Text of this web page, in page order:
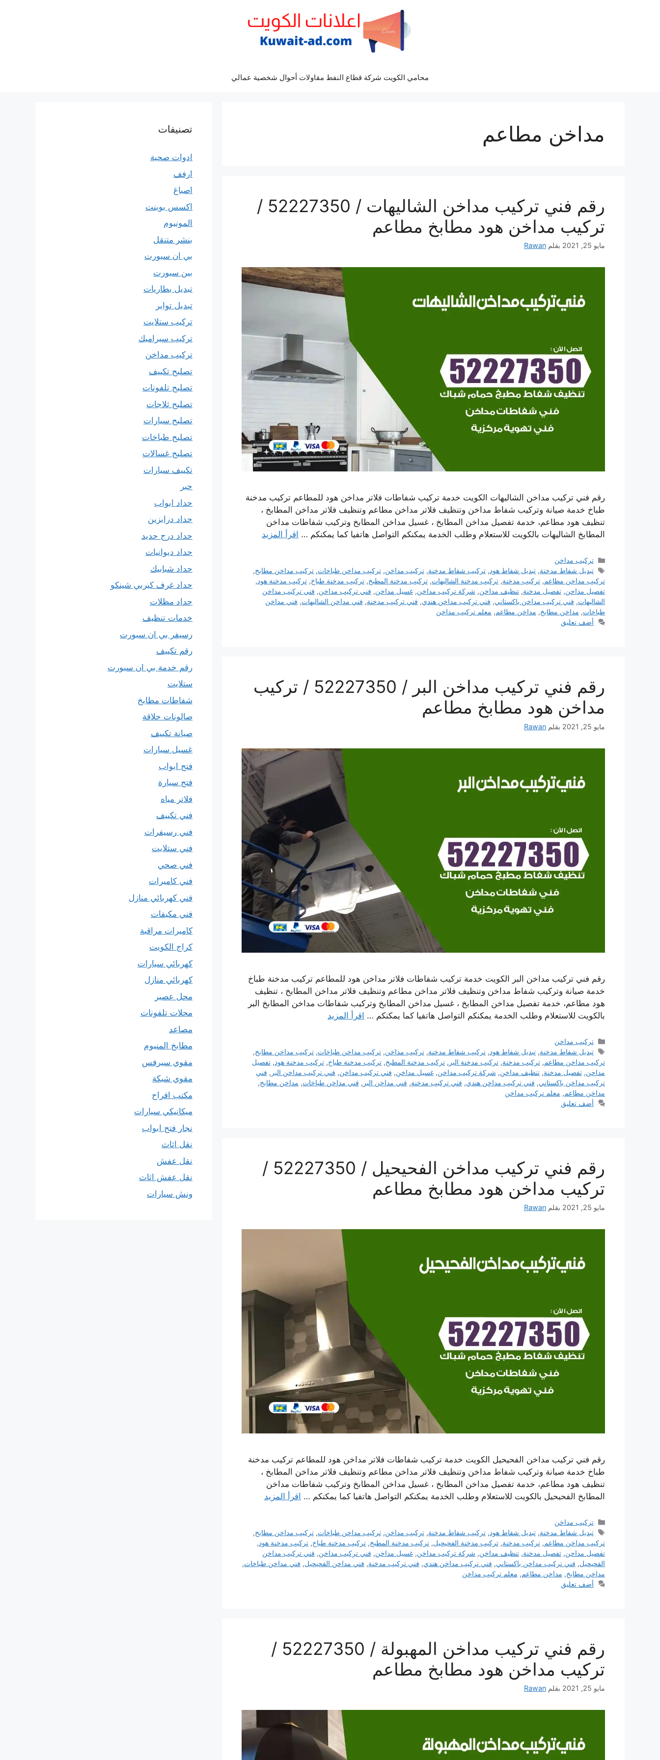
محامي الكويت شركة قطاع النفط مقاولات أحوال شخصية عمالي
مداخن مطاعم
رقم فني تركيب مداخن الشاليهات / 52227350 /
تركيب مداخن هود مطابخ مطاعم
مايو 25, 2021 بقلم Rawan
رقم فني تركيب مداخن الشاليهات الكويت خدمة تركيب شفاطات فلاتر مداخن هود للمطاعم تركيب مدخنة
طباخ خدمة صيانة وتركيب شفاط مداخن وتنظيف فلاتر مداخن مطاعم وتنظيف فلاتر مداخن المطابخ ،
تنظيف هود مطاعم، خدمة تفصيل مداخن المطابخ ، غسيل مداخن المطابخ وتركيب شفاطات مداخن
المطابخ الشاليهات بالكويت للاستعلام وطلب الخدمة يمكنكم التواصل هاتفيا كما يمكنكم … اقرأ المزيد
التصنيفات
تركيب مداخن
الوسوم
تبديل شفاط مدخنة,تبديل شفاط هود,تركيب شفاط مدخنة,تركيب مداخن,تركيب مداخن طباخات,تركيب مداخن مطابخ,
تركيب مداخن مطاعم, تركيب مدخنة, تركيب مدخنة الشاليهات, تركيب مدخنة المطبخ, تركيب مدخنة طباخ, تركيب مدخنة هود,
تفصيل مداحن, تفصيل مدخنة, تنظيف مداخن, شركة تركيب مداخن, غسيل مداخن, فني تركيب مداخن, فني تركيب مداخن
الشاليهات, فني تركيب مداخن باكستاني, فني تركيب مداخن هندي, فني تركيب مدخنة, فني مداخن الشاليهات, فني مداخن
طباخات, مداخن مطابخ, مداخن مطاعم, معلم تركيب مداخن
أضف تعليق
رقم فني تركيب مداخن البر / 52227350 / تركيب
مداخن هود مطابخ مطاعم
مايو 25, 2021 بقلم Rawan
رقم فني تركيب مداخن البر الكويت خدمة تركيب شفاطات فلاتر مداخن هود للمطاعم تركيب مدخنة طباخ
خدمة صيانة وتركيب شفاط مداخن وتنظيف فلاتر مداخن مطاعم وتنظيف فلاتر مداخن المطابخ ، تنظيف
هود مطاعم، خدمة تفصيل مداخن المطابخ ، غسيل مداخن المطابخ وتركيب شفاطات مداخن المطابخ البر
بالكويت للاستعلام وطلب الخدمة يمكنكم التواصل هاتفيا كما يمكنكم … اقرأ المزيد
التصنيفات
تركيب مداخن
الوسوم
تبديل شفاط مدخنة,تبديل شفاط هود,تركيب شفاط مدخنة,تركيب مداخن,تركيب مداخن طباخات,تركيب مداخن مطابخ,
تركيب مداخن مطاعم, تركيب مدخنة, تركيب مدخنة البر , تركيب مدخنة المطبخ, تركيب مدخنة طباخ, تركيب مدخنة هود, تفصيل
مداحن, تفصيل مدخنة, تنظيف مداخن, شركة تركيب مداخن, غسيل مداخن, فني تركيب مداخن, فني تركيب مداخن البر , فني
تركيب مداخن باكستاني, فني تركيب مداخن هندي, فني تركيب مدخنة, فني مداخن البر , فني مداخن طباخات, مداخن مطابخ,
مداخن مطاعم, معلم تركيب مداخن
أضف تعليق
رقم فني تركيب مداخن الفحيحيل / 52227350 /
تركيب مداخن هود مطابخ مطاعم
مايو 25, 2021 بقلم Rawan
رقم فني تركيب مداخن الفحيحيل الكويت خدمة تركيب شفاطات فلاتر مداخن هود للمطاعم تركيب مدخنة
طباخ خدمة صيانة وتركيب شفاط مداخن وتنظيف فلاتر مداخن مطاعم وتنظيف فلاتر مداخن المطابخ ،
تنظيف هود مطاعم، خدمة تفصيل مداخن المطابخ ، غسيل مداخن المطابخ وتركيب شفاطات مداخن
المطابخ الفحيحيل بالكويت للاستعلام وطلب الخدمة يمكنكم التواصل هاتفيا كما يمكنكم … اقرأ المزيد
التصنيفات
تركيب مداخن
الوسوم
تبديل شفاط مدخنة,تبديل شفاط هود,تركيب شفاط مدخنة,تركيب مداخن,تركيب مداخن طباخات,تركيب مداخن مطابخ,
تركيب مداخن مطاعم, تركيب مدخنة, تركيب مدخنة الفحيحيل, تركيب مدخنة المطبخ, تركيب مدخنة طباخ, تركيب مدخنة هود,
تفصيل مداحن, تفصيل مدخنة, تنظيف مداخن, شركة تركيب مداخن, غسيل مداخن, فني تركيب مداخن, فني تركيب مداخن
الفحيحيل, فني تركيب مداخن باكستاني, فني تركيب مداخن هندي, فني تركيب مدخنة, فني مداخن الفحيحيل, فني مداخن طباخات,
مداخن مطابخ, مداخن مطاعم, معلم تركيب مداخن
أضف تعليق
رقم فني تركيب مداخن المهبولة / 52227350 /
تركيب مداخن هود مطابخ مطاعم
مايو 25, 2021 بقلم Rawan
تصنيفات
ادوات صحية
ارفف
اصباغ
اكسس بوينت
المونيوم
بنشر متنقل
بي ان سبورت
بين سبورت
تبديل بطاريات
تبديل تواير
تركيب ستلايت
تركيب سيراميك
تركيب مداخن
تصليح تكييف
تصليح تلفونات
تصليح ثلاجات
تصليح سيارات
تصليح طباخات
تصليح غسالات
تكييف سيارات
حبر
حداد ابواب
حداد درابزين
حداد درج حديد
حداد ديوانيات
حداد شبابيك
حداد غرف كيربي شينكو
حداد مظلات
خدمات تنظيف
رسيفر بي ان سبورت
رقم تكييف
رقم خدمة بي ان سبورت
ستلايت
شفاطات مطابخ
صالونات حلاقة
صيانة تكييف
غسيل سيارات
فتح ابواب
فتح سيارة
فلاتر مياه
فني تكييف
فني رسيفرات
فني ستلايت
فني صحي
فني كاميرات
فني كهربائي منازل
فني مكيفات
كاميرات مراقبة
كراج الكويت
كهربائي سيارات
كهربائي منازل
محل عصير
محلات تلفونات
مصاعد
مطابخ المنيوم
مقوي سيرفس
مقوي شبكة
مكتب افراح
ميكانيكي سيارات
نجار فتح ابواب
نقل اثاث
نقل عفش
نقل عفش اثاث
ونش سيارات